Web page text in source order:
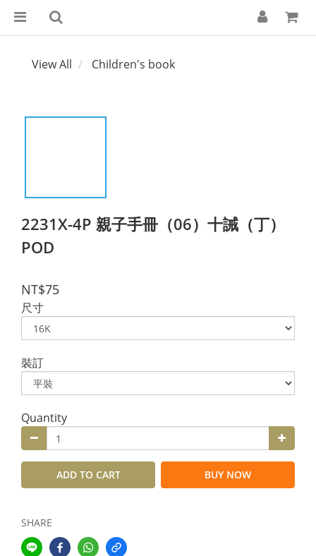
View All Children's book
2231X-4P 親子手冊（06）十誡（丁）
POD
NT$75
尺寸
裝訂
Quantity
ADD TO CART BUY NOW
SHARE